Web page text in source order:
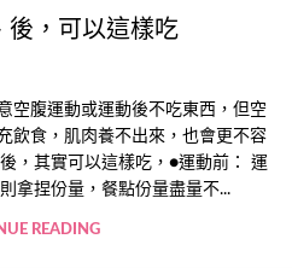
後，可以這樣吃
空腹運動或運動後不吃東西，但空
飲食，肌肉養不出來，也會更不容
，其實可以這樣吃，●運動前： 運
拿捏份量，餐點份量盡量不...
READING